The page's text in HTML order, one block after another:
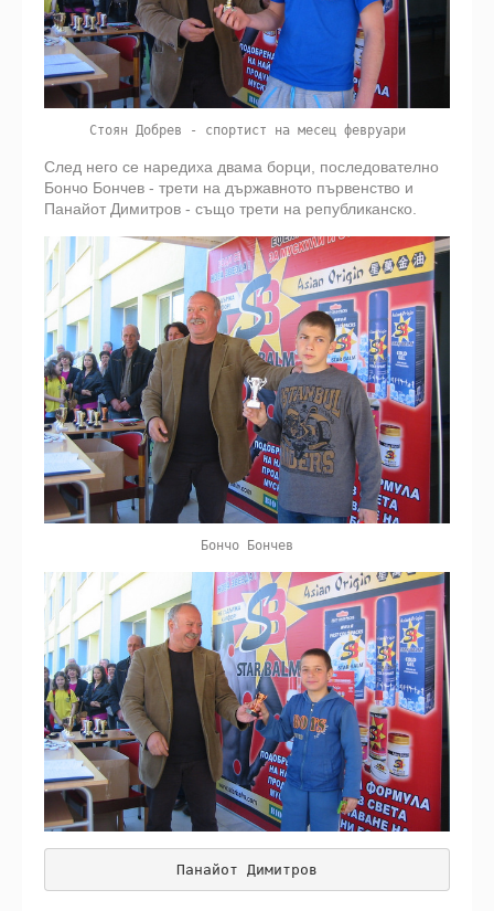
Стоян Добрев - спортист на месец февруари
След него се наредиха двама борци, последователно
Бончо Бончев - трети на държавното първенство и
Панайот Димитров - също трети на републиканско.
Бончо Бончев
Панайот Димитров